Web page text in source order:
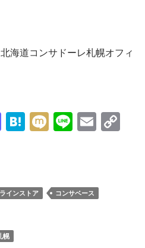
海道コンサドーレ札幌オフィ
M
o
H
a
M Li
E
インストア
コンサベース
幌